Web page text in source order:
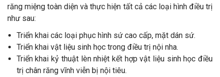
răng miệng toàn diện và thực hiện tất cả các loại hình điều trị
như sau:
Triển khai các loại phục hình sứ cao cấp, mặt dán sứ.
Triển khai vật liệu sinh học trong điều trị nội nha.
Triển khai kỷ thuật lèn nhiệt kết hợp vật liệu sinh học điều
trị chân răng vĩnh viễn bị nội tiêu.